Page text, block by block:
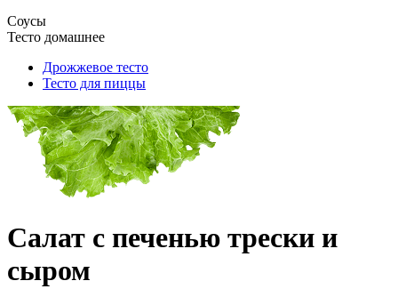
Соусы
Тесто домашнее
Дрожжевое тесто
Тесто для пиццы
Салат с печенью трески и
сыром